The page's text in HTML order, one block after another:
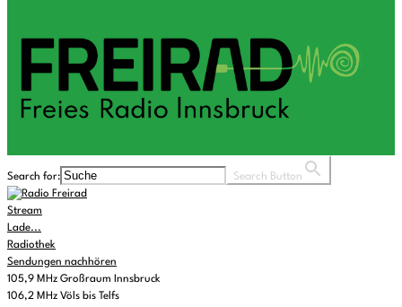
Search for: Search Button
Stream
Lade...
Radiothek
Sendungen nachhören
105,9 MHz Großraum Innsbruck
106,2 MHz Völs bis Telfs